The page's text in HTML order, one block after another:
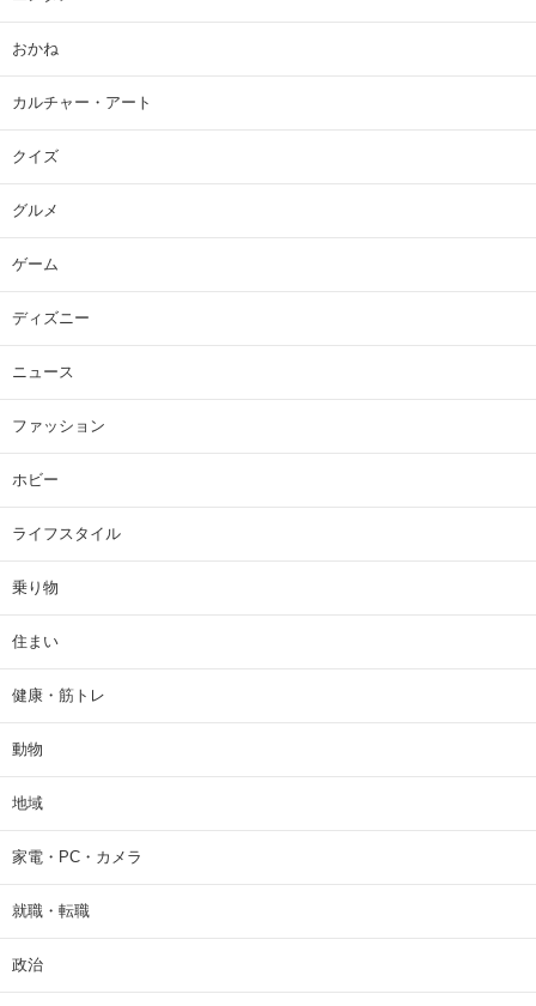
おかね
カルチャー・アート
クイズ
グルメ
ゲーム
ディズニー
ニュース
ファッション
ホビー
ライフスタイル
乗り物
住まい
健康・筋トレ
動物
地域
家電・PC・カメラ
就職・転職
政治